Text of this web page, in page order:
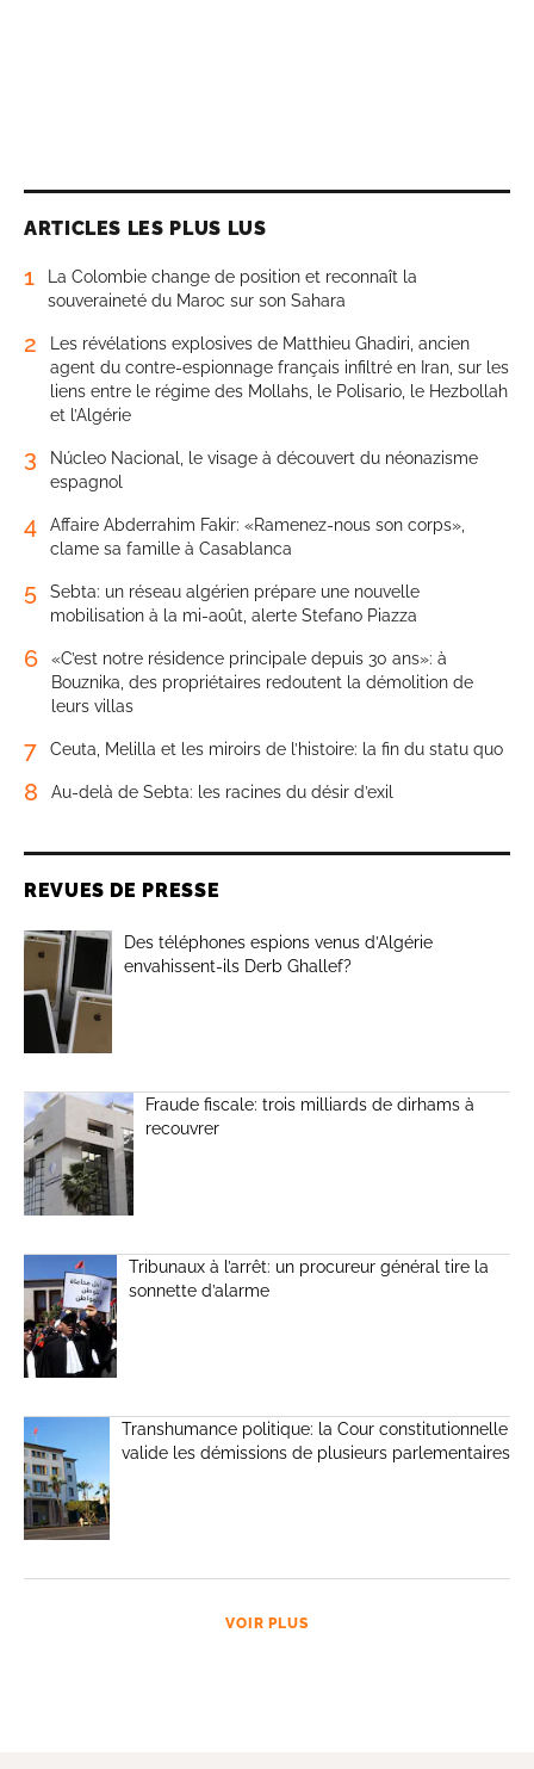
ARTICLES LES PLUS LUS
1
La Colombie change de position et reconnaît la
souveraineté du Maroc sur son Sahara
2
Les révélations explosives de Matthieu Ghadiri, ancien
agent du contre-espionnage français infiltré en Iran, sur les
liens entre le régime des Mollahs, le Polisario, le Hezbollah
et l’Algérie
3
Núcleo Nacional, le visage à découvert du néonazisme
espagnol
4
Affaire Abderrahim Fakir: «Ramenez-nous son corps»,
clame sa famille à Casablanca
5
Sebta: un réseau algérien prépare une nouvelle
mobilisation à la mi-août, alerte Stefano Piazza
6
«C’est notre résidence principale depuis 30 ans»: à
Bouznika, des propriétaires redoutent la démolition de
leurs villas
7 Ceuta, Melilla et les miroirs de l’histoire: la fin du statu quo
8 Au-delà de Sebta: les racines du désir d’exil
REVUES DE PRESSE
Des téléphones espions venus d’Algérie
envahissent-ils Derb Ghallef?
Fraude fiscale: trois milliards de dirhams à
recouvrer
Tribunaux à l’arrêt: un procureur général tire la
sonnette d’alarme
Transhumance politique: la Cour constitutionnelle
valide les démissions de plusieurs parlementaires
VOIR PLUS